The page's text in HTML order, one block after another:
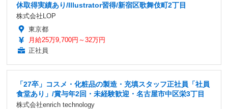
休取得実績あり/Illustrator習得/新宿区歌舞伎町2丁目
株式会社LOP
東京都
月給25万9,700円～32万円
正社員
「27卒」コスメ・化粧品の製造・充填スタッフ正社員「社員
食堂あり」/賞与年2回・未経験歓迎・名古屋市中区栄3丁目
株式会社enrich technology